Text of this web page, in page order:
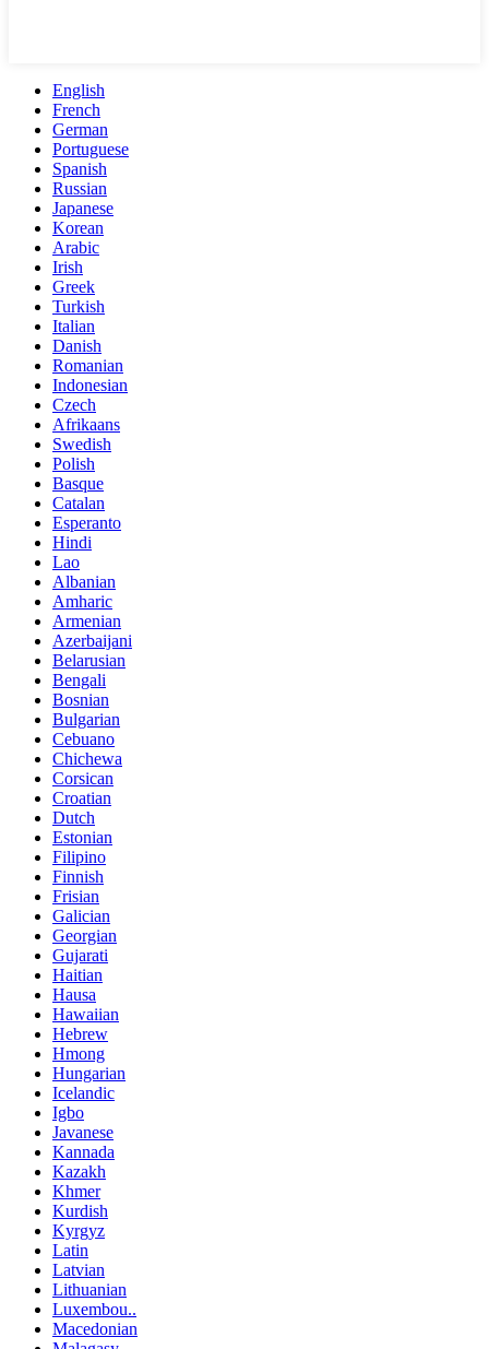
English
French
German
Portuguese
Spanish
Russian
Japanese
Korean
Arabic
Irish
Greek
Turkish
Italian
Danish
Romanian
Indonesian
Czech
Afrikaans
Swedish
Polish
Basque
Catalan
Esperanto
Hindi
Lao
Albanian
Amharic
Armenian
Azerbaijani
Belarusian
Bengali
Bosnian
Bulgarian
Cebuano
Chichewa
Corsican
Croatian
Dutch
Estonian
Filipino
Finnish
Frisian
Galician
Georgian
Gujarati
Haitian
Hausa
Hawaiian
Hebrew
Hmong
Hungarian
Icelandic
Igbo
Javanese
Kannada
Kazakh
Khmer
Kurdish
Kyrgyz
Latin
Latvian
Lithuanian
Luxembou..
Macedonian